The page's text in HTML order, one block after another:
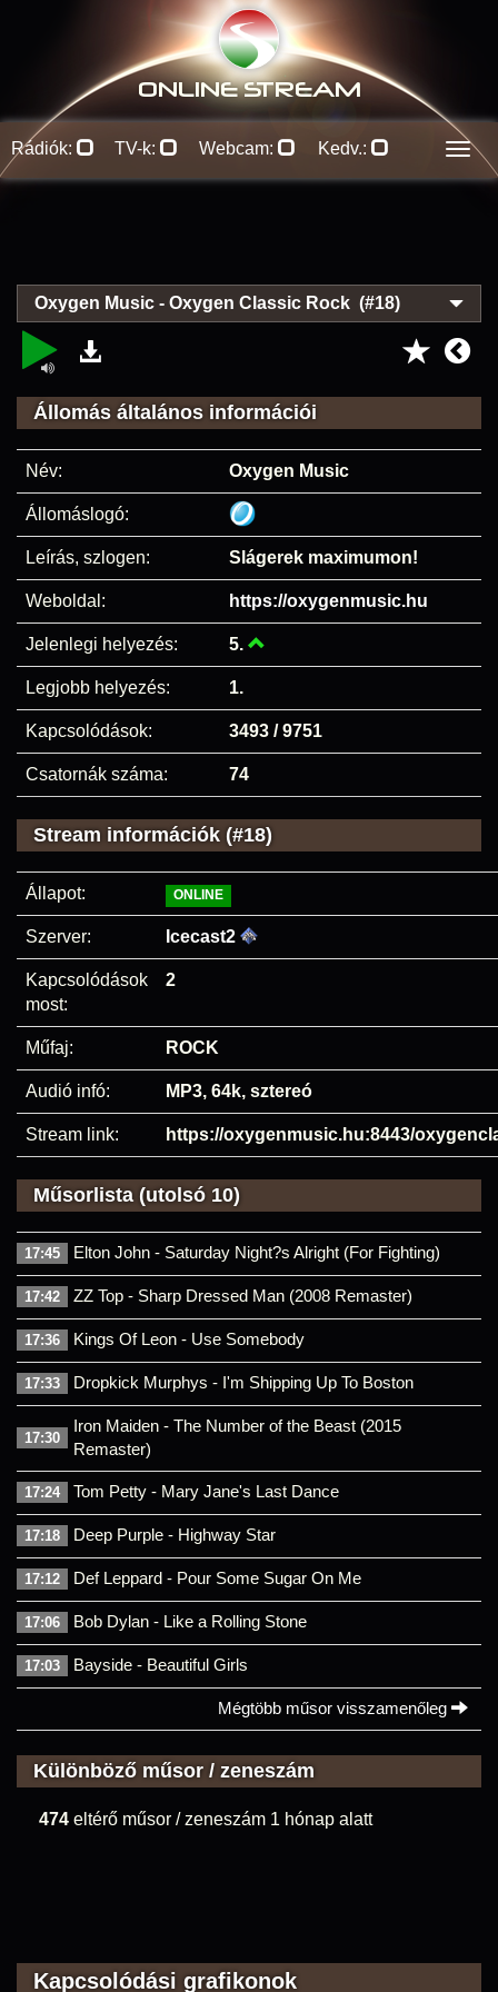
ONLINE STREAM
Rádiók: TV-k: Webcam: Kedv.:
Oxygen Music - Oxygen Classic Rock (#18)
Állomás általános információi
Név: Oxygen Music
Állomáslogó:
Leírás, szlogen: Slágerek maximumon!
Weboldal: https://oxygenmusic.hu
Jelenlegi helyezés: 5.
Legjobb helyezés: 1.
Kapcsolódások: 3493 / 9751
Csatornák száma: 74
Stream információk (#18)
Állapot: ONLINE
Szerver: Icecast2
Kapcsolódások
most:
2
Műfaj: ROCK
Audió infó: MP3, 64k, sztereó
Stream link: https://oxygenmusic.hu:8443/
Műsorlista (utolsó 10)
17:45 Elton John - Saturday Night?s Alright (For Fighting)
17:42 ZZ Top - Sharp Dressed Man (2008 Remaster)
17:36 Kings Of Leon - Use Somebody
17:33 Dropkick Murphys - I'm Shipping Up To Boston
17:30
Iron Maiden - The Number of the Beast (2015
Remaster)
17:24 Tom Petty - Mary Jane's Last Dance
17:18 Deep Purple - Highway Star
17:12 Def Leppard - Pour Some Sugar On Me
17:06 Bob Dylan - Like a Rolling Stone
17:03 Bayside - Beautiful Girls
Mégtöbb műsor visszamenőleg
Különböző műsor / zeneszám
474 eltérő műsor / zeneszám 1 hónap alatt
Kapcsolódási grafikonok